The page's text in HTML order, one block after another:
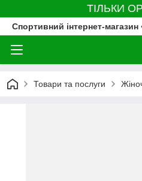
ТІЛЬКИ
Спортивний інтернет-
Товари та послуги